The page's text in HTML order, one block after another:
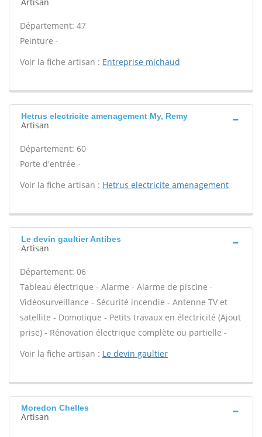
Département: 47
Peinture -
Voir la fiche artisan : Entreprise michaud
Hetrus electricite amenagement My, Remy
Artisan
Département: 60
Porte d'entrée -
Voir la fiche artisan : Hetrus electricite amenagement
Le devin gaultier Antibes
Artisan
Département: 06
Tableau électrique - Alarme - Alarme de piscine -
Vidéosurveillance - Sécurité incendie - Antenne TV et
satellite - Domotique - Petits travaux en électricité (Ajout
prise) - Rénovation électrique complète ou partielle -
Voir la fiche artisan : Le devin gaultier
Moredon Chelles
Artisan